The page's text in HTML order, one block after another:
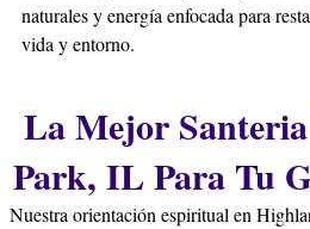
naturales y energía enfocada para
vida y entorno.
La Mejor
Park, IL Para Tu
Nuestra orientación espiritual en